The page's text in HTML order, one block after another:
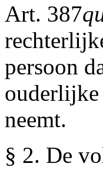
Art. 387
persoon
neemt.
§ 2. De